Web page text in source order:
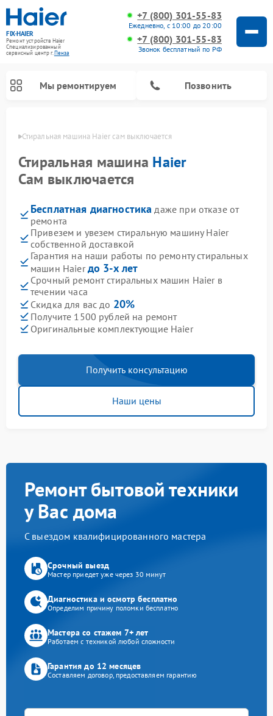
FIX-HAIER
Ремонт устройств Haier
Специализированный
cервисный центр г.Пенза
+7 (800) 301-55-83
Ежедневно, с 10:00 до 20:00
+7 (800) 301-55-83
Звонок бесплатный по РФ
Мы ремонтируем Позвонить
Стиральная машина Haier сам выключается
Стиральная машина Haier
Сам выключается
Бесплатная диагностика даже при отказе от
ремонта
Привезем и увезем стиральную машину Haier
собственной доставкой
Гарантия на наши работы по ремонту стиральных
машин Haierдо 3-х лет
Срочный ремонт стиральных машин Haier в
течении часа
Скидка для вас до 20%
Получите 1500 рублей на ремонт
Оригинальные комплектующие Haier
Получить консультацию
Наши цены
Ремонт бытовой техники
у Вас дома
С выездом квалифицированного мастера
Срочный выезд
Мастер приедет уже через 30 минут
Диагностика и осмотр бесплатно
Определим причину поломки бесплатно
Мастера со стажем 7+ лет
Работаем с техникой любой сложности
Гарантия до 12 месяцев
Составляем договор, предоставляем гарантию